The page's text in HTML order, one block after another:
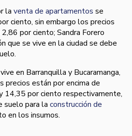
la venta de apartamentos se
ciento, sin embargo los precios
por ciento; Sandra Forero
que se vive en la ciudad se debe
en Barranquilla y Bucaramanga,
precios están por encima de
14,35 por ciento respectivamente,
suelo para la construcción de
en los insumos.